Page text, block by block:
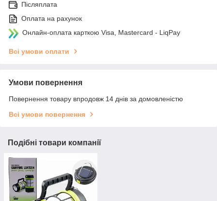
Післяплата
Оплата на рахунок
Онлайн-оплата карткою Visa, Mastercard - LiqPay
Всі умови оплати
Умови повернення
Повернення товару впродовж 14 днів за домовленістю
Всі умови повернення
Подібні товари компанії